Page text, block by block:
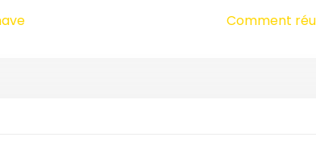
Comment